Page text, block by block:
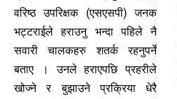
वरिष्ठ उपरिक्षक (एसएसपी) जनक
भट्टराईले हराउनु भन्दा पहिले नै
सवारी चालकहरु शतर्क रहनुपर्ने
बताए । उनले हराएपछि प्रहरीले
खोज्ने र बुझाउने प्रक्रिया धेरै